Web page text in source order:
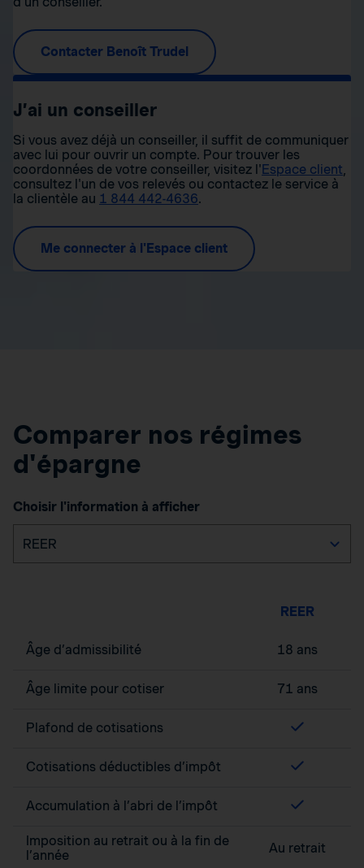
Contacter Benoît Trudel
J’ai un conseiller
Si vous avez déjà un conseiller, il suffit de communiquer
avec lui pour ouvrir un compte. Pour trouver les
coordonnées de votre conseiller, visitez l' Espace client,
consultez l'un de vos relevés ou contactez le service à
la clientèle au 1 844 442-4636.
Me connecter à l'Espace client
Comparer nos régimes
d'épargne
Choisir l'information à afficher
REER
Âge d’admissibilité 18 ans
Âge limite pour cotiser 71 ans
Plafond de cotisations
Cotisations déductibles d’impôt
Accumulation à l’abri de l’impôt
Imposition au retrait ou à la fin de
l’année
Au retrait